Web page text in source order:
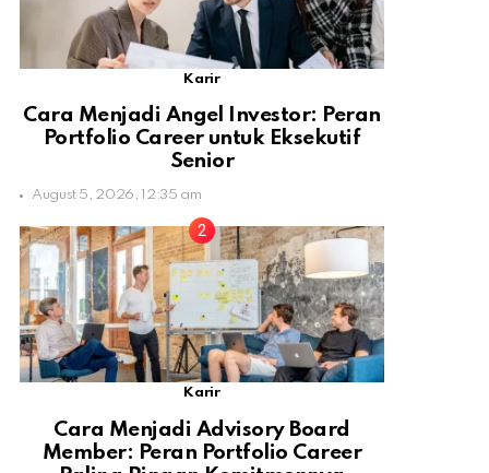
Karir
Cara Menjadi Angel Investor: Peran
Portfolio Career untuk Eksekutif
Senior
August 5, 2026, 12:35 am
Karir
Cara Menjadi Advisory Board
Member: Peran Portfolio Career